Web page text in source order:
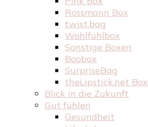
Rossmann Box
twist.bag
Wohlfühlbox
Sonstige Boxen
Boobox
SurpriseBag
theLipstick.net Box
Blick in die Zukunft
Gut fühlen
Gesundheit